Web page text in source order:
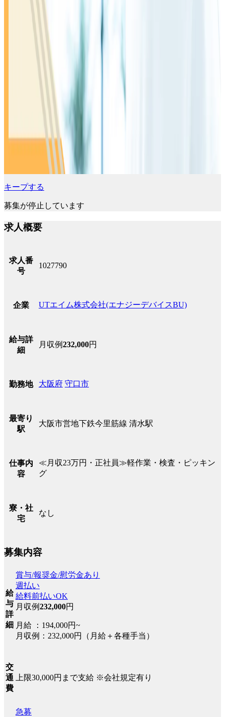
キープする
募集が停止しています
求人概要
求人番
号
1027790
企業 UTエイム株式会社(エナジーデバイスBU)
給与詳
細
月収例232,000円
勤務地 大阪府 守口市
最寄り
駅
大阪市営地下鉄今里筋線 清水駅
仕事内
容
≪月収23万円・正社員≫軽作業・検査・ピッキン
グ
寮・社
宅
なし
募集内容
給
与
詳
細
賞与/報奨金/慰労金あり
週払い
給料前払いOK
月収例232,000円
月給 ：194,000円~
月収例：232,000円（月給＋各種手当）
交
通
費
上限30,000円まで支給 ※会社規定有り
急募